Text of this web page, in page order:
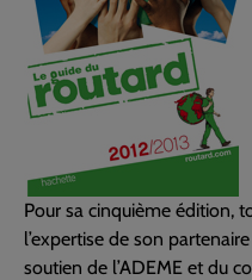
Pour sa cinquième édition,
l’expertise de son partenaire
soutien de l’ADEME et du